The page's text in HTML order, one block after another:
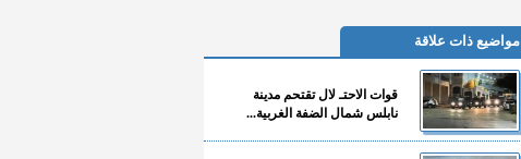
مواضيع ذات علاقة
قوات الاحتـ لال تقتحم مدينة
نابلس شمال الضفة الغربية...